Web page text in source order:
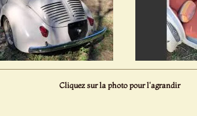
Cliquez sur la photo pour l'agrandir